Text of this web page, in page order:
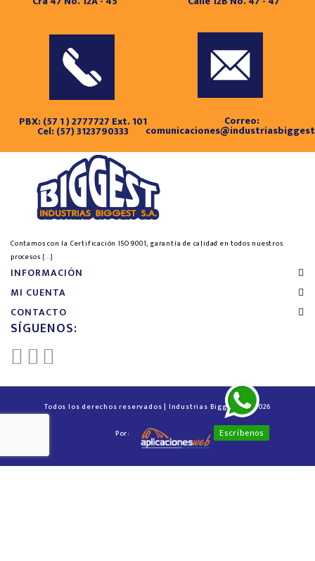
PBX: (57 1 ) 2777727 Ext. 101
Cel: (57) 3123790333
Correo:
Contamos con la Certificación ISO 9001, garantía de calidad en todos nuestros
procesos [...]
INFORMACIÓN
MI CUENTA
CONTACTO
SÍGUENOS:
Escríbenos
Todos los derechos reservados | Industrias Biggest™ © 2026
Por: